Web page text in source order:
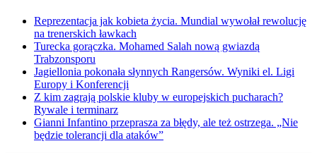
Reprezentacja jak kobieta życia. Mundial wywołał rewolucję
na trenerskich ławkach
Turecka gorączka. Mohamed Salah nową gwiazdą
Trabzonsporu
Jagiellonia pokonała słynnych Rangersów. Wyniki el. Ligi
Europy i Konferencji
Z kim zagrają polskie kluby w europejskich pucharach?
Rywale i terminarz
Gianni Infantino przeprasza za błędy, ale też ostrzega. „Nie
będzie tolerancji dla ataków”